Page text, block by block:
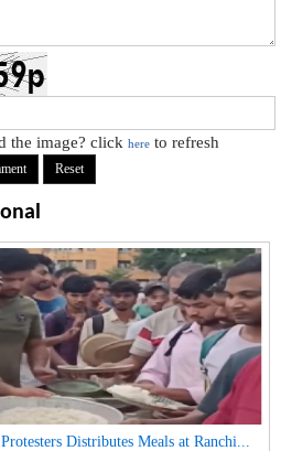
the image? clickhere to refresh
Distributes Meals at Ranchi...